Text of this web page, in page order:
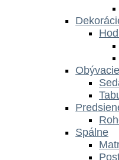
Spálne